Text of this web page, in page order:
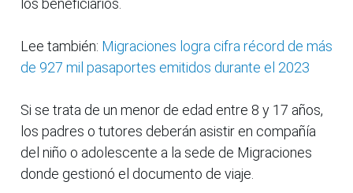
los beneficiarios.
Lee también: Migraciones logra cifra récord de más
de 927 mil pasaportes emitidos durante el 2023
Si se trata de un menor de edad entre 8 y 17 años,
los padres o tutores deberán asistir en compañía
del niño o adolescente a la sede de Migraciones
donde gestionó el documento de viaje.